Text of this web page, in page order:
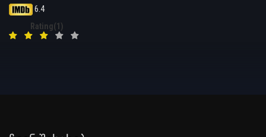
6.4
Rating(1)